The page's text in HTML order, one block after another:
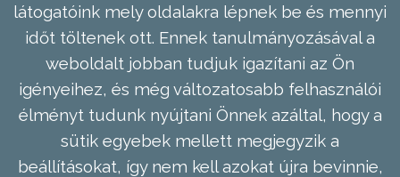
látogatóink mely oldalakra lépnek be és mennyi
időt töltenek ott. Ennek tanulmányozásával a
weboldalt jobban tudjuk igazítani az Ön
igényeihez, és még változatosabb felhasználói
élményt tudunk nyújtani Önnek azáltal, hogy a
sütik egyebek mellett megjegyzik a
beállításokat, így nem kell azokat újra bevinnie,